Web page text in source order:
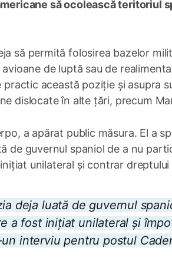
să ocolească teritoriul
să permită folosirea bazelor
de luptă sau de
această poziție și asupra
dislocate în alte țări, precum
a apărat public măsura. El a
de guvernul spaniol de a nu
unilateral și contrar
deja luată de guvernul
a fost inițiat unilateral și
interviu pentru postul